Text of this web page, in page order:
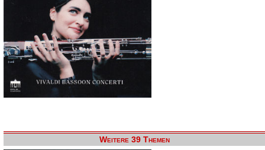
Weitere 39 Themen